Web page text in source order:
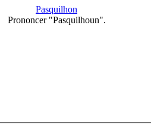
Pasquilhon
Prononcer "Pasquilhoun".